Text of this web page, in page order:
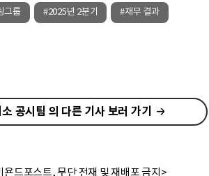
그룹 #2025년 2분기 #재무 결과
공시팀 의 다른 기사 보러 가기
드포스트, 무단 전재 및 재배포 금지>